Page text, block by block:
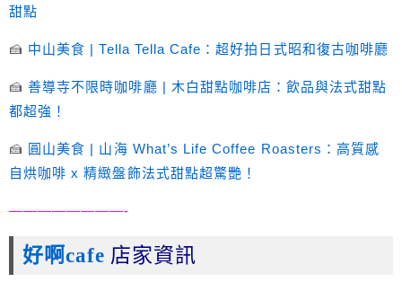
甜點
🍰 中山美食 | Tella Tella Cafe：超好拍日式昭和復古咖啡廳
🍰善導寺不限時咖啡廳 | 木白甜點咖啡店：飲品與法式甜點
都超強！
🍰 圓山美食 | 山海 What’s Life Coffee Roasters：高質感
自烘咖啡 x 精緻盤飾法式甜點超驚艷！
————————-
好啊cafe 店家資訊